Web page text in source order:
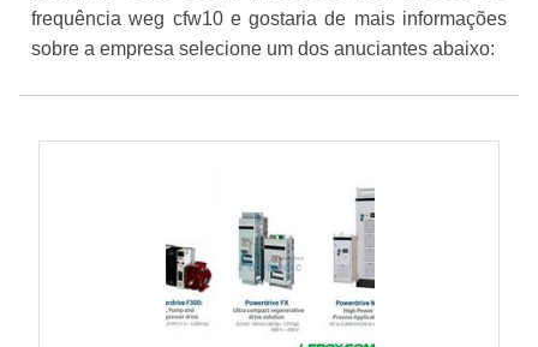
frequência weg cfw10 e gostaria de mais informações
sobre a empresa selecione um dos anuciantes abaixo: